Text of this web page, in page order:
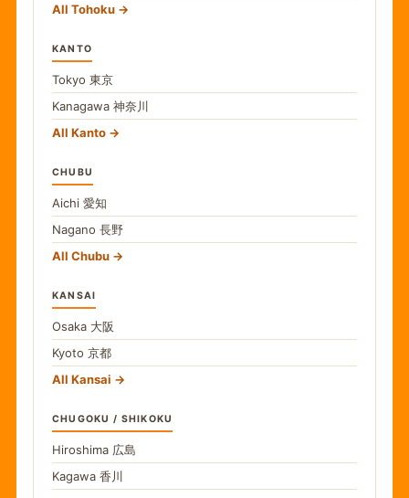
All Tohoku
KANTO
Tokyo 東京
Kanagawa 神奈川
All Kanto
CHUBU
Aichi 愛知
Nagano 長野
All Chubu
KANSAI
Osaka 大阪
Kyoto 京都
All Kansai
CHUGOKU / SHIKOKU
Hiroshima 広島
Kagawa 香川